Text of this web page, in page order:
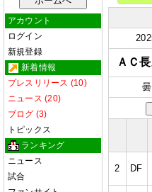
アカウント
ログイン
新規登録
新着情報
プレスリリース (10)
ニュース (20)
ブログ (3)
トピックス
ランキング
ニュース
試合
ＡＣ
2 DF